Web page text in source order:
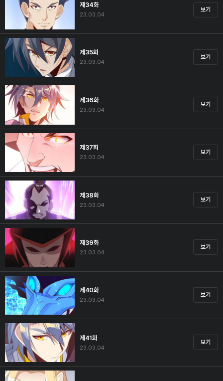
제34화
23.03.04
보기
제35화
23.03.04
보기
제36화
23.03.04
보기
제37화
23.03.04
보기
제38화
23.03.04
보기
제39화
23.03.04
보기
제40화
23.03.04
보기
제41화
23.03.04
보기